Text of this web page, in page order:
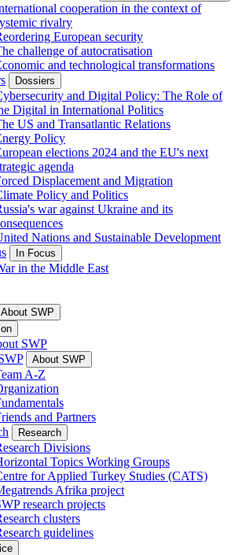
cooperation in the context of
rivalry
European security
challenge of autocratisation
and technological transformations
Dossiers
and Digital Policy: The Role of
Digital in International Politics
US and Transatlantic Relations
Policy
elections 2024 and the EU's next
agenda
Displacement and Migration
Policy and Politics
war against Ukraine and its
Nations and Sustainable Development
In Focus
in the Middle East
About SWP
SWP
About SWP
A-Z
and Partners
Research
Divisions
Topics Working Groups
for Applied Turkey Studies (CATS)
Afrika project
research projects
clusters
guidelines